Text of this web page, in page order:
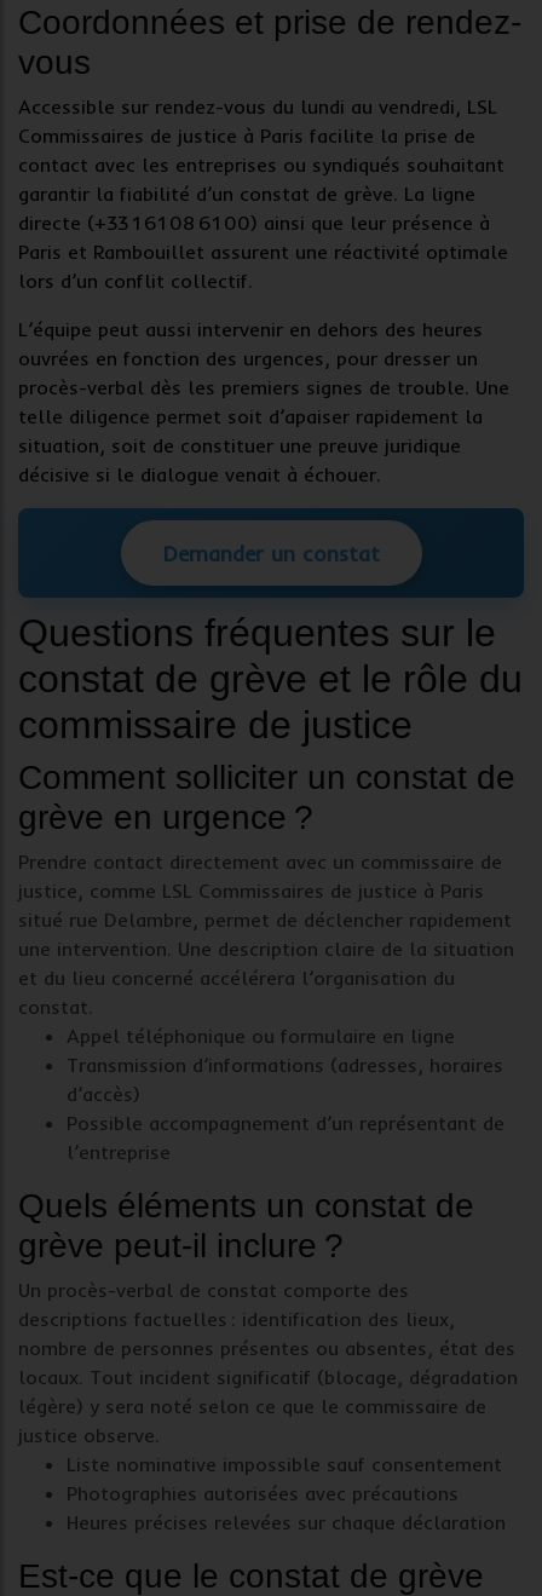
Coordonnées et prise de rendez-
vous
Accessible sur rendez-vous du lundi au vendredi, LSL
Commissaires de justice à Paris facilite la prise de
contact avec les entreprises ou syndiqués souhaitant
garantir la fiabilité d’un constat de grève. La ligne
directe (+33 1 61 08 61 00) ainsi que leur présence à
Paris et Rambouillet assurent une réactivité optimale
lors d’un conflit collectif.
L’équipe peut aussi intervenir en dehors des heures
ouvrées en fonction des urgences, pour dresser un
procès-verbal dès les premiers signes de trouble. Une
telle diligence permet soit d’apaiser rapidement la
situation, soit de constituer une preuve juridique
décisive si le dialogue venait à échouer.
Demander un constat
Questions fréquentes sur le
constat de grève et le rôle du
commissaire de justice
Comment solliciter un constat de
grève en urgence ?
Prendre contact directement avec un commissaire de
justice, comme LSL Commissaires de justice à Paris
situé rue Delambre, permet de déclencher rapidement
une intervention. Une description claire de la situation
et du lieu concerné accélérera l’organisation du
constat.
Appel téléphonique ou formulaire en ligne
Transmission d’informations (adresses, horaires
d’accès)
Possible accompagnement d’un représentant de
l’entreprise
Quels éléments un constat de
grève peut-il inclure ?
Un procès-verbal de constat comporte des
descriptions factuelles : identification des lieux,
nombre de personnes présentes ou absentes, état des
locaux. Tout incident significatif (blocage, dégradation
légère) y sera noté selon ce que le commissaire de
justice observe.
Liste nominative impossible sauf consentement
Photographies autorisées avec précautions
Heures précises relevées sur chaque déclaration
Est-ce que le constat de grève